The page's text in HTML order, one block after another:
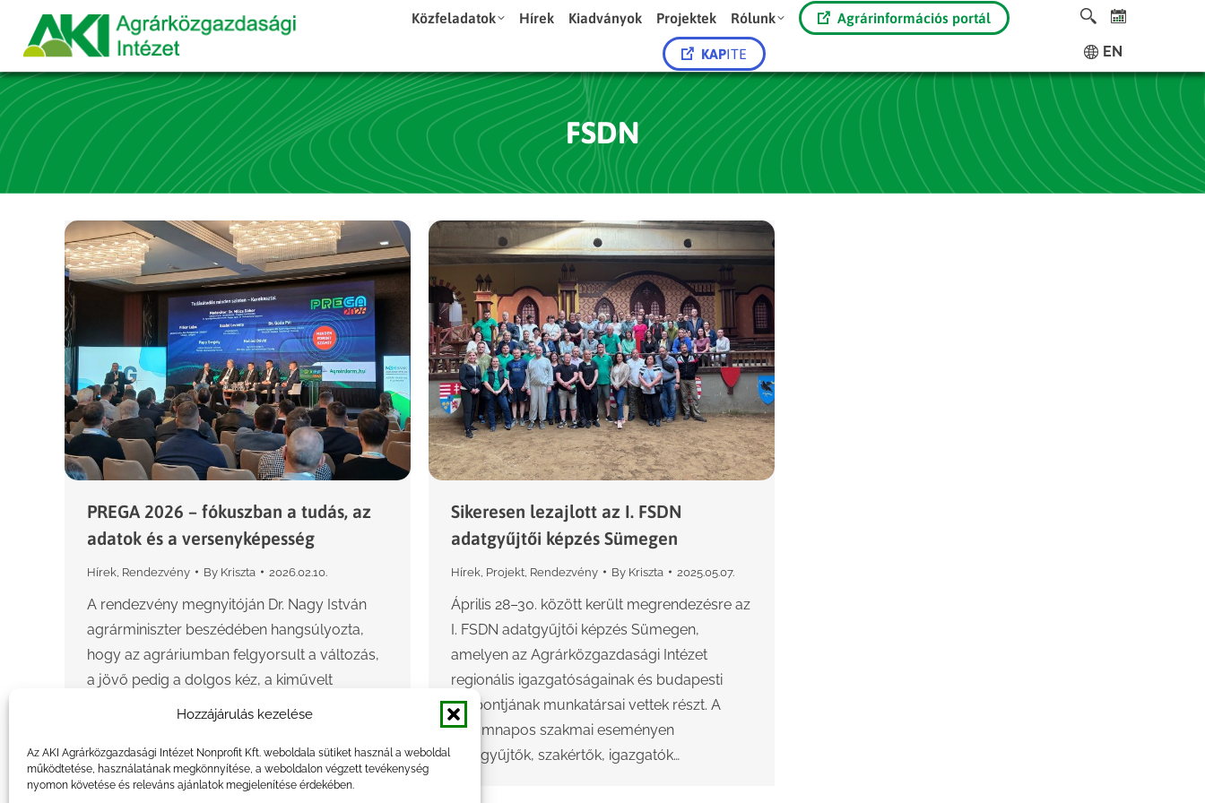
Hozzájárulás kezelése
Az AKI Agrárközgazdasági Intézet Nonprofit Kft. weboldala sütiket használ a weboldal
működtetése, használatának megkönnyítése, a weboldalon végzett tevékenység
nyomon követése és releváns ajánlatok megjelenítése érdekében.
Közfeladatok Hírek Kiadványok Projektek Rólunk Agrárinformációs portál
KAPITE EN
FSDN
PREGA 2026 – fókuszban a tudás, az
adatok és a versenyképesség
Hírek Rendezvény By Kriszta 2026.02.10.
A rendezvény megnyitóján Dr. Nagy István
agrárminiszter beszédében hangsúlyozta,
hogy az agráriumban felgyorsult a változás,
a jövő pedig a dolgos kéz, a kiművelt
emberfő és az adatokra épülő döntéshozatal
Sikeresen lezajlott az I. FSDN
adatgyűjtői képzés Sümegen
Hírek Projekt Rendezvény By Kriszta 2025.05.07.
Április 28–30. között került megrendezésre az
I. FSDN adatgyűjtői képzés Sümegen,
amelyen az Agrárközgazdasági Intézet
regionális igazgatóságainak és budapesti
központjának munkatársai vettek részt. A
háromnapos szakmai eseményen
adatgyűjtők, szakértők, igazgatók…